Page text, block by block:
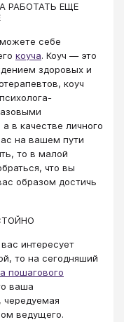
РАБОТАТЬ ЕЩЕ
себе
коуча. Коуч — это
здоровых и
коуч
в качестве личного
на вашем пути
то в малой
что вы
образом достичь
интересует
то на сегодняший
пошагового
ваша
чередуемая
ведущего.